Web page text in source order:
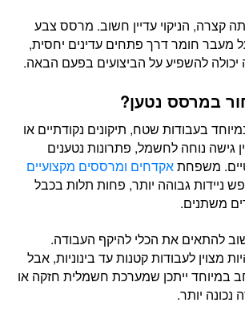
קצרה, הניקוי עדיין חשוב. מרסס צבע
מעבר חומר דרך פתחים עדינים יחסית,
יכולה להשפיע על הביצועים בפעם הבאה.
במרסס נטען?
בעבודות שטח, תיקונים נקודתיים או
גישה נוחה לחשמל, פתרונות נטענים
משפחתאקדחים ומרססים מקצועיים
ניידות גבוהה יותר, פחות תלות בכבל
משתנים.
להתאים את הכלי להיקף העבודה.
מצוין לעבודות קטנות עד בינוניות, אבל
במיוחד ייתכן שמערכת חשמלית חזקה או
נכונה יותר.